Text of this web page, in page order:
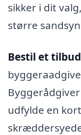
sikker i dit
større
Bestil et
udfylde en